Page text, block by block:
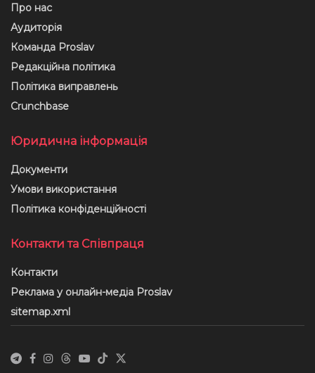
Про нас
Аудиторія
Команда Proslav
Редакційна політика
Політика виправлень
Crunchbase
Юридична інформація
Документи
Умови використання
Політика конфіденційності
Контакти та Співпраця
Контакти
Реклама у онлайн-медіа Proslav
sitemap.xml